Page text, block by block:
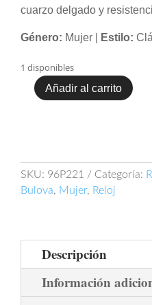
cuarzo delgado y
Género: Mujer | Estilo:
1 disponibles
Bulova
Añadir al carrito
SKU: 96P221 Categoría:
Bulova, Mujer, Reloj
Descripción
Información